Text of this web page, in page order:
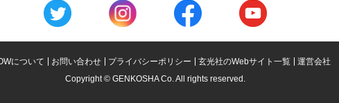
について お問い合わせ プライバシーポリシー 玄光社のWebサイト一覧
運営会社
Copyright © GENKOSHA Co. All rights reserved.